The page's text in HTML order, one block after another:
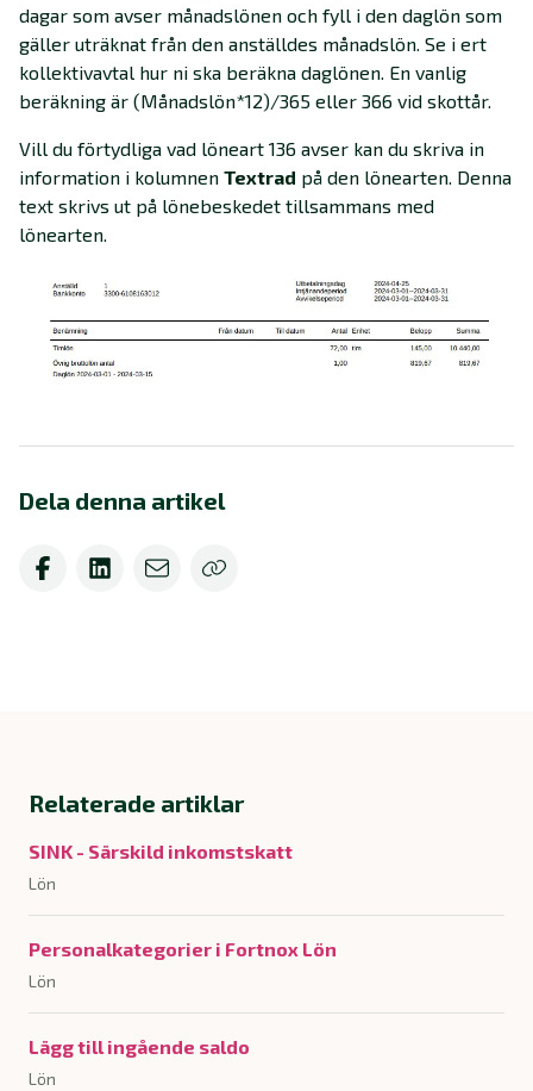
dagar som avser månadslönen och fyll i den daglön som
gäller uträknat från den anställdes månadslön. Se i ert
kollektivavtal hur ni ska beräkna daglönen. En vanlig
beräkning är (Månadslön*12)/365 eller 366 vid skottår.
Vill du förtydliga vad löneart 136 avser kan du skriva in
information i kolumnen Textrad på den lönearten. Denna
text skrivs ut på lönebeskedet tillsammans med
lönearten.
Dela denna artikel
Relaterade artiklar
SINK - Särskild inkomstskatt
Lön
Personalkategorier i Fortnox Lön
Lön
Lägg till ingående saldo
Lön